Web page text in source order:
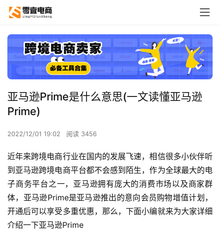
亚马逊Prime是什么意思(一文读懂亚马逊
Prime)
2022/12/01 19:02 阅读 3456
近年来跨境电商行业在国内的发展飞速，相信很多小伙伴听
到亚马逊跨境电商平台都不会感到陌生，作为全球最大的电
子商务平台之一，亚马逊拥有庞大的消费市场以及商家群
体，亚马逊Prime是亚马逊推出的意向会员购物增值计划，
开通后可以享受多重优惠，那么，下面小编就来为大家详细
介绍一下亚马逊Prime